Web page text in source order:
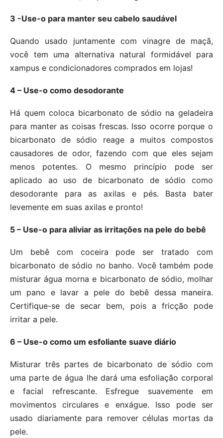
3 -Use-o para manter seu cabelo saudável
Quando usado juntamente com vinagre de maçã,
você tem uma alternativa natural formidável para
xampus e condicionadores comprados em lojas!
4 – Use-o como desodorante
Há quem coloca bicarbonato de sódio na geladeira
para manter as coisas frescas. Isso ocorre porque o
bicarbonato de sódio reage a muitos compostos
causadores de odor, fazendo com que eles sejam
menos potentes. O mesmo princípio pode ser
aplicado ao uso de bicarbonato de sódio como
desodorante para as axilas e pés. Basta bater
levemente em suas axilas e pronto!
5 – Use-o para aliviar as irritações na pele do bebê
Um bebê com coceira pode ser tratado com
bicarbonato de sódio no banho. Você também pode
misturar água morna e bicarbonato de sódio, molhar
um pano e lavar a pele do bebê dessa maneira.
Certifique-se de secar bem, pois a fricção pode
irritar a pele.
6 – Use-o como um esfoliante suave diário
Misturar três partes de bicarbonato de sódio com
uma parte de água lhe dará uma esfoliação corporal
e facial refrescante. Esfregue suavemente em
movimentos circulares e enxágue. Isso pode ser
usado diariamente para remover células mortas da
pele.